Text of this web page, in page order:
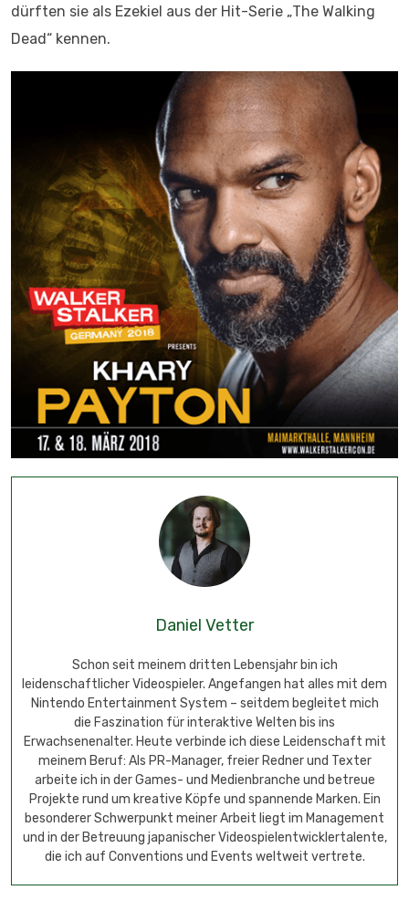
dürften sie als Ezekiel aus der Hit-Serie „The Walking
Dead“ kennen.
Daniel Vetter
Schon seit meinem dritten Lebensjahr bin ich
leidenschaftlicher Videospieler. Angefangen hat alles mit dem
Nintendo Entertainment System – seitdem begleitet mich
die Faszination für interaktive Welten bis ins
Erwachsenenalter. Heute verbinde ich diese Leidenschaft mit
meinem Beruf: Als PR-Manager, freier Redner und Texter
arbeite ich in der Games- und Medienbranche und betreue
Projekte rund um kreative Köpfe und spannende Marken. Ein
besonderer Schwerpunkt meiner Arbeit liegt im Management
und in der Betreuung japanischer Videospielentwicklertalente,
die ich auf Conventions und Events weltweit vertrete.